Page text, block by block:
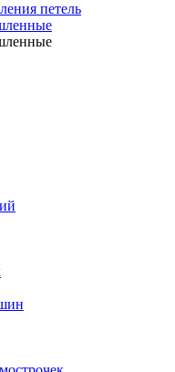
петель